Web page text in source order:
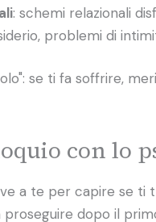
: schemi relazionali
problemi di
se ti fa soffrire,
con lo
a te per capire se
dopo il